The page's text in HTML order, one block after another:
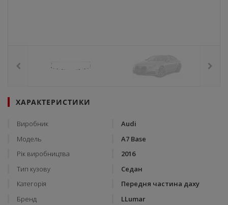
ХАРАКТЕРИСТИКИ
Виробник
Audi
Модель
A7 Base
Рік виробництва
2016
Тип кузову
Седан
Категорія
Передня частина даху
Бренд
LLumar